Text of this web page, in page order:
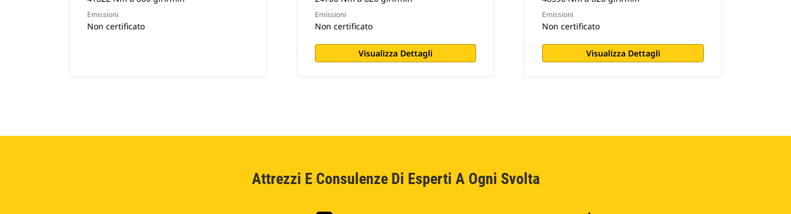
Emissioni
Non certificato
Emissioni
Non certificato
Visualizza Dettagli
Emissioni
Non certificato
Visualizza Dettagli
Attrezzi E Consulenze Di Esperti A Ogni Svolta